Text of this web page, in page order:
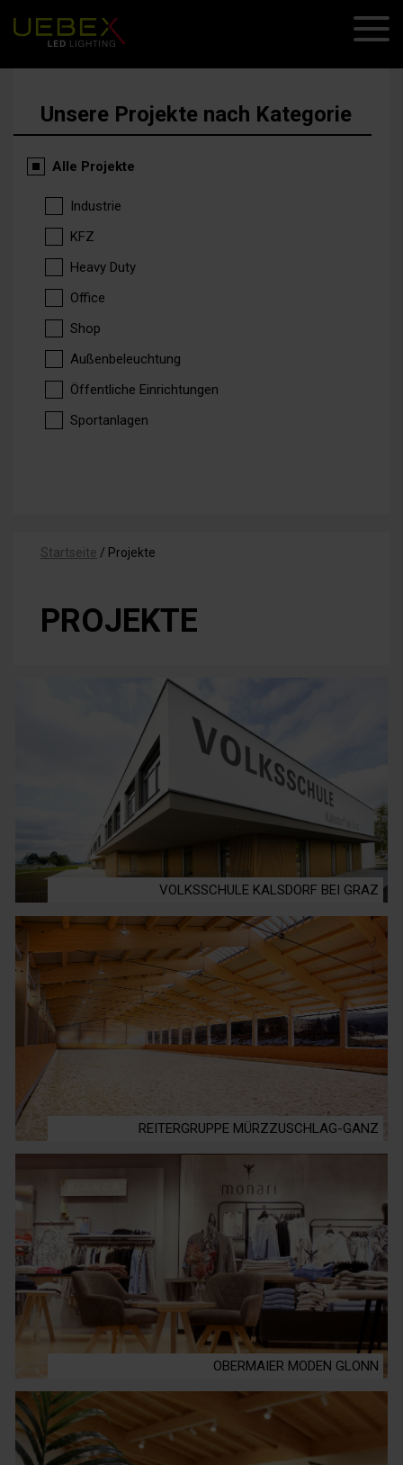
Unsere Projekte nach Kategorie
Alle Projekte
Industrie
KFZ
Heavy Duty
Office
Shop
Außenbeleuchtung
Öffentliche Einrichtungen
Sportanlagen
Startseite / Projekte
PROJEKTE
VOLKSSCHULE KALSDORF BEI GRAZ
REITERGRUPPE MÜRZZUSCHLAG-GANZ
OBERMAIER MODEN GLONN